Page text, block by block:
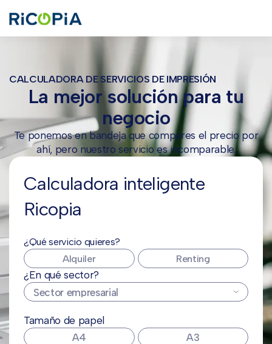
CALCULADORA DE SERVICIOS DE IMPRESIÓN
La mejor solución para tu
negocio
Te ponemos en bandeja que compares el precio por
ahí, pero nuestro servicio es incomparable.
Calculadora inteligente
Ricopia
¿Qué servicio quieres?
Alquiler
Renting
¿En qué sector?
Tamaño de papel
A4
A3